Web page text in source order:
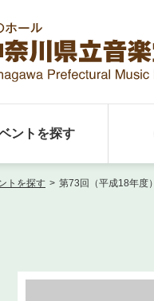
ントを探す
トを探す > 第73回（平成18年度